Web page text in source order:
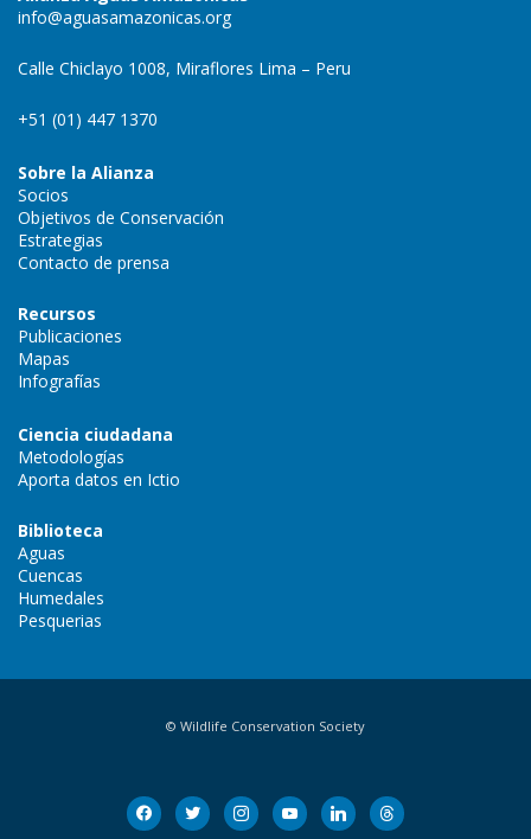
info@aguasamazonicas.org
Calle Chiclayo 1008, Miraflores Lima – Peru
+51 (01) 447 1370
Sobre la Alianza
Socios
Objetivos de Conservación
Estrategias
Contacto de prensa
Recursos
Publicaciones
Mapas
Infografías
Ciencia ciudadana
Metodologías
Aporta datos en Ictio
Biblioteca
Aguas
Cuencas
Humedales
Pesquerias
© Wildlife Conservation Society
facebook
twitter instagramyoutubelinkedinthreads